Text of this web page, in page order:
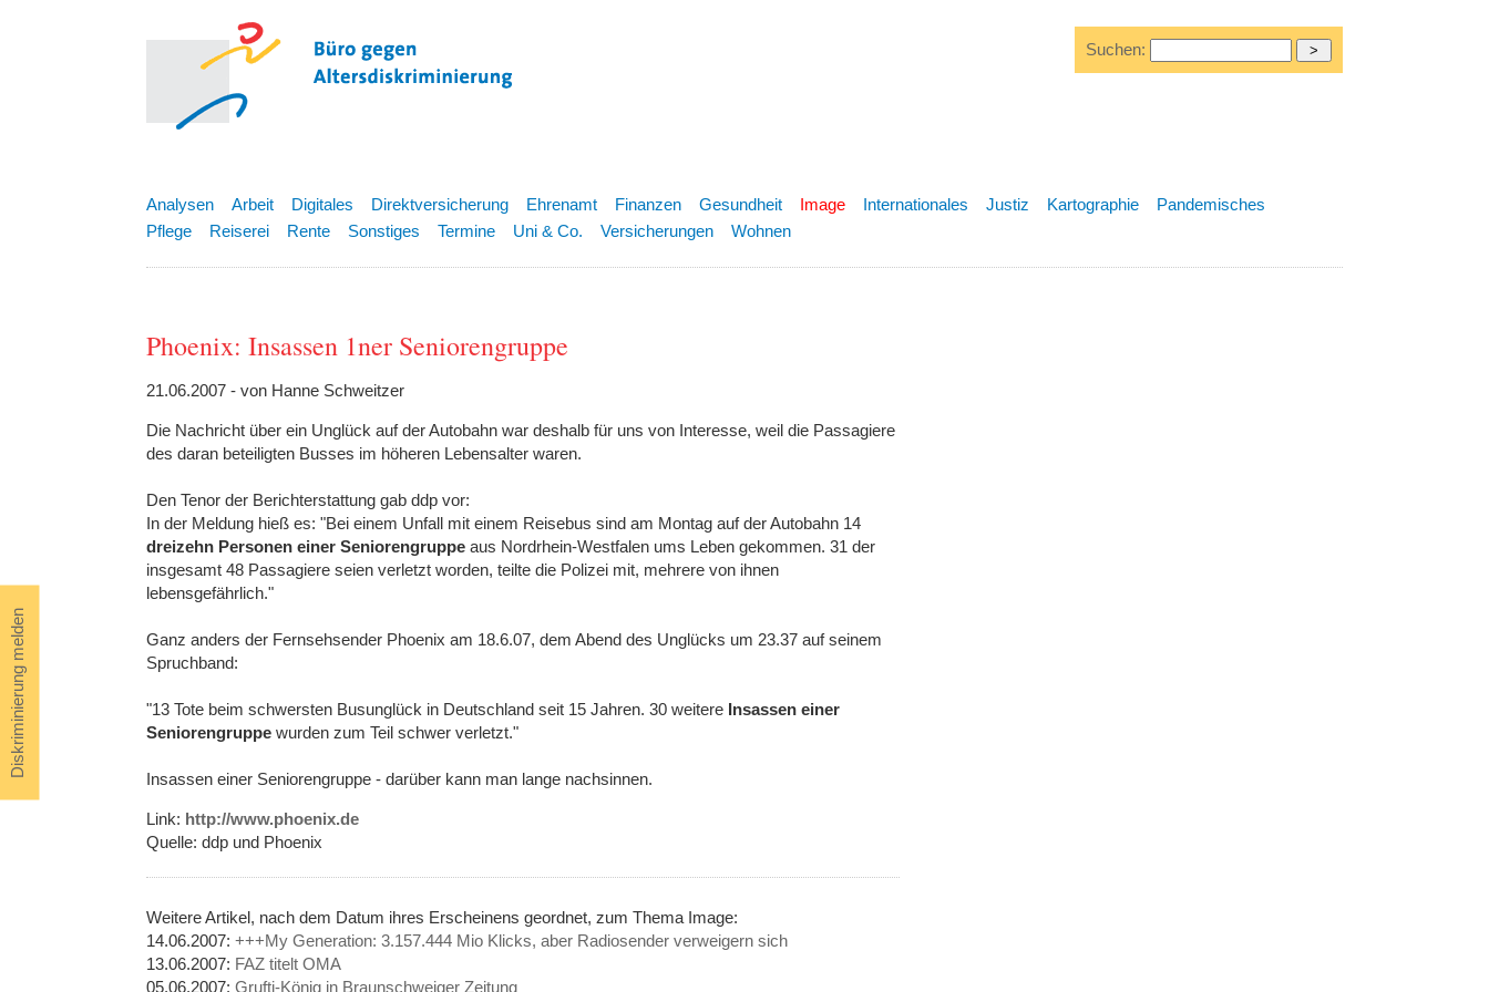
Diskriminierung melden
Suchen:
Analysen Arbeit Digitales Direktversicherung Ehrenamt Finanzen Gesundheit Image Internationales Justiz Kartographie
Pandemisches
Pflege
Reiserei Rente Sonstiges Termine Uni & Co. Versicherungen Wohnen
Phoenix: Insassen 1ner Seniorengruppe
21.06.2007 - von Hanne Schweitzer
Die Nachricht über ein Unglück auf der Autobahn war deshalb für uns von Interesse, weil die Passagiere
des daran beteiligten Busses im höheren Lebensalter waren.
Den Tenor der Berichterstattung gab ddp vor:
In der Meldung hieß es: "Bei einem Unfall mit einem Reisebus sind am Montag auf der Autobahn 14
dreizehn Personen einer Seniorengruppe aus Nordrhein-Westfalen ums Leben gekommen. 31 der
insgesamt 48 Passagiere seien verletzt worden, teilte die Polizei mit, mehrere von ihnen
lebensgefährlich."
Ganz anders der Fernsehsender Phoenix am 18.6.07, dem Abend des Unglücks um 23.37 auf seinem
Spruchband:
"13 Tote beim schwersten Busunglück in Deutschland seit 15 Jahren. 30 weitere Insassen einer
Seniorengruppe wurden zum Teil schwer verletzt."
Insassen einer Seniorengruppe - darüber kann man lange nachsinnen.
Link: http://www.phoenix.de
Quelle: ddp und Phoenix
Weitere Artikel, nach dem Datum ihres Erscheinens geordnet, zum Thema Image:
14.06.2007: +++My Generation: 3.157.444 Mio Klicks, aber Radiosender verweigern sich
13.06.2007: FAZ titelt OMA
05.06.2007: Grufti-König in Braunschweiger Zeitung